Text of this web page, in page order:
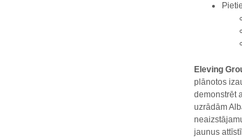
Eleving
plānotos
demonstrēt
uzrādām
jaunus